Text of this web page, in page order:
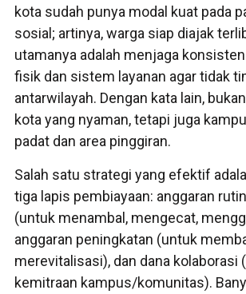
kota sudah punya modal kuat pada
sosial; artinya, warga siap diajak
utamanya adalah menjaga
fisik dan sistem layanan agar tidak
antarwilayah. Dengan kata lain,
kota yang nyaman, tetapi juga
padat dan area pinggiran.
Salah satu strategi yang efektif
tiga lapis pembiayaan: anggaran
(untuk menambal, mengecat,
anggaran peningkatan (untuk
merevitalisasi), dan dana kolaborasi
kemitraan kampus/komunitas).